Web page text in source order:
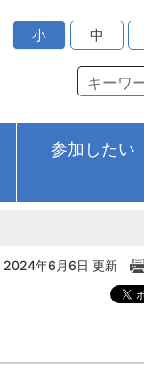
小 中
参加したい
2024年6月6日 更新